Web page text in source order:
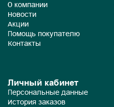
О компании
Новости
Акции
Помощь покупателю
Контакты
Личный кабинет
Персональные данные
История заказов